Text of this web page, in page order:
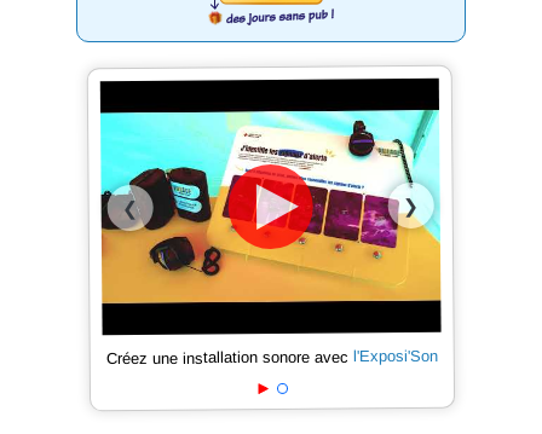
❮ ❯
Créez une installation sonore avec l'Exposi'Son